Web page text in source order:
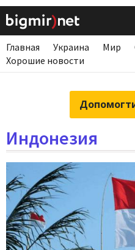
Главная Украина Мир
Хорошие новости
Индонезия